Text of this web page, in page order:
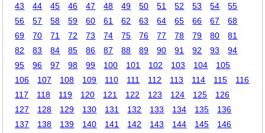
43
44 45 46 47 48 49 50 51 52 53 54
55
56
57 58 59 60 61 62 63 64 65 66 67
68
69
70 71 72 73 74 75 76 77 78 79 80
81
82
83 84 85 86 87 88 89 90 91 92 93
94
95
96 97 98 99 100 101 102 103 104
105
106
107 108 109 110 111 112 113 114 115
116
117
118 119 120 121 122 123 124 125
126
127
128 129 130 131 132 133 134 135
136
137
138 139 140 141 142 143 144 145
146